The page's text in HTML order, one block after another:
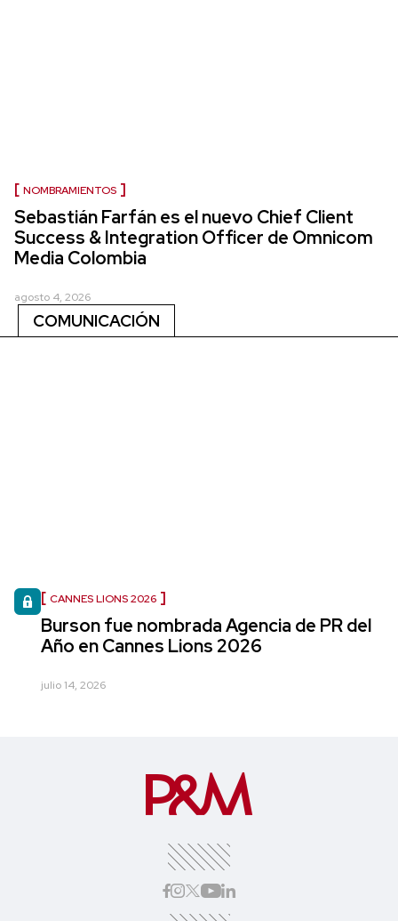
NOMBRAMIENTOS
Sebastián Farfán es el nuevo Chief Client
Success & Integration Officer de Omnicom
Media Colombia
agosto 4, 2026
COMUNICACIÓN
CANNES LIONS 2026
Burson fue nombrada Agencia de PR del
Año en Cannes Lions 2026
julio 14, 2026